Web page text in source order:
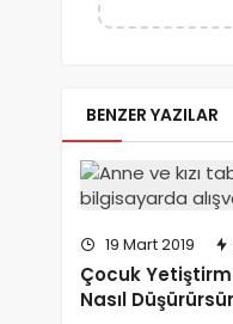
BENZER YAZILAR
19 Mart 2019
Çocuk
Nasıl